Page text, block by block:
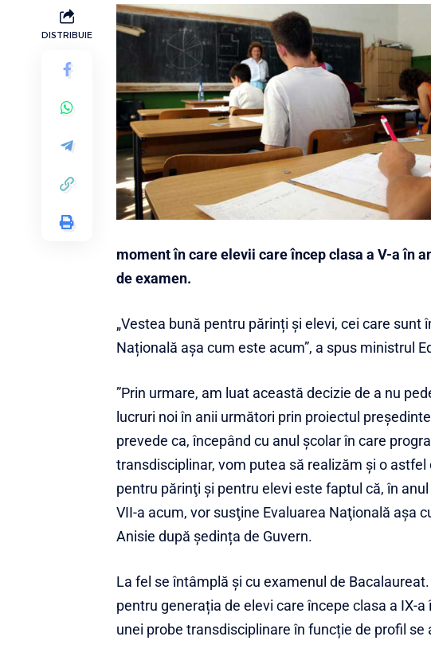
DISTRIBUIE
moment în care elevii care încep clasa a V-a în
de examen.
„Vestea bună pentru părinți și elevi, cei care sunt
Națională așa cum este acum”, a spus ministrul
”Prin urmare, am luat această decizie de a nu
lucruri noi în anii următori prin proiectul
prevede ca, începând cu anul şcolar în care
transdisciplinar, vom putea să realizăm şi o
pentru părinţi şi pentru elevi este faptul că, în
VII-a acum, vor susţine Evaluarea Naţională aşa
Anisie după ședința de Guvern.
La fel se întâmplă și cu examenul de
pentru generația de elevi care începe clasa a IX-
unei probe transdisciplinare în funcție de profil se